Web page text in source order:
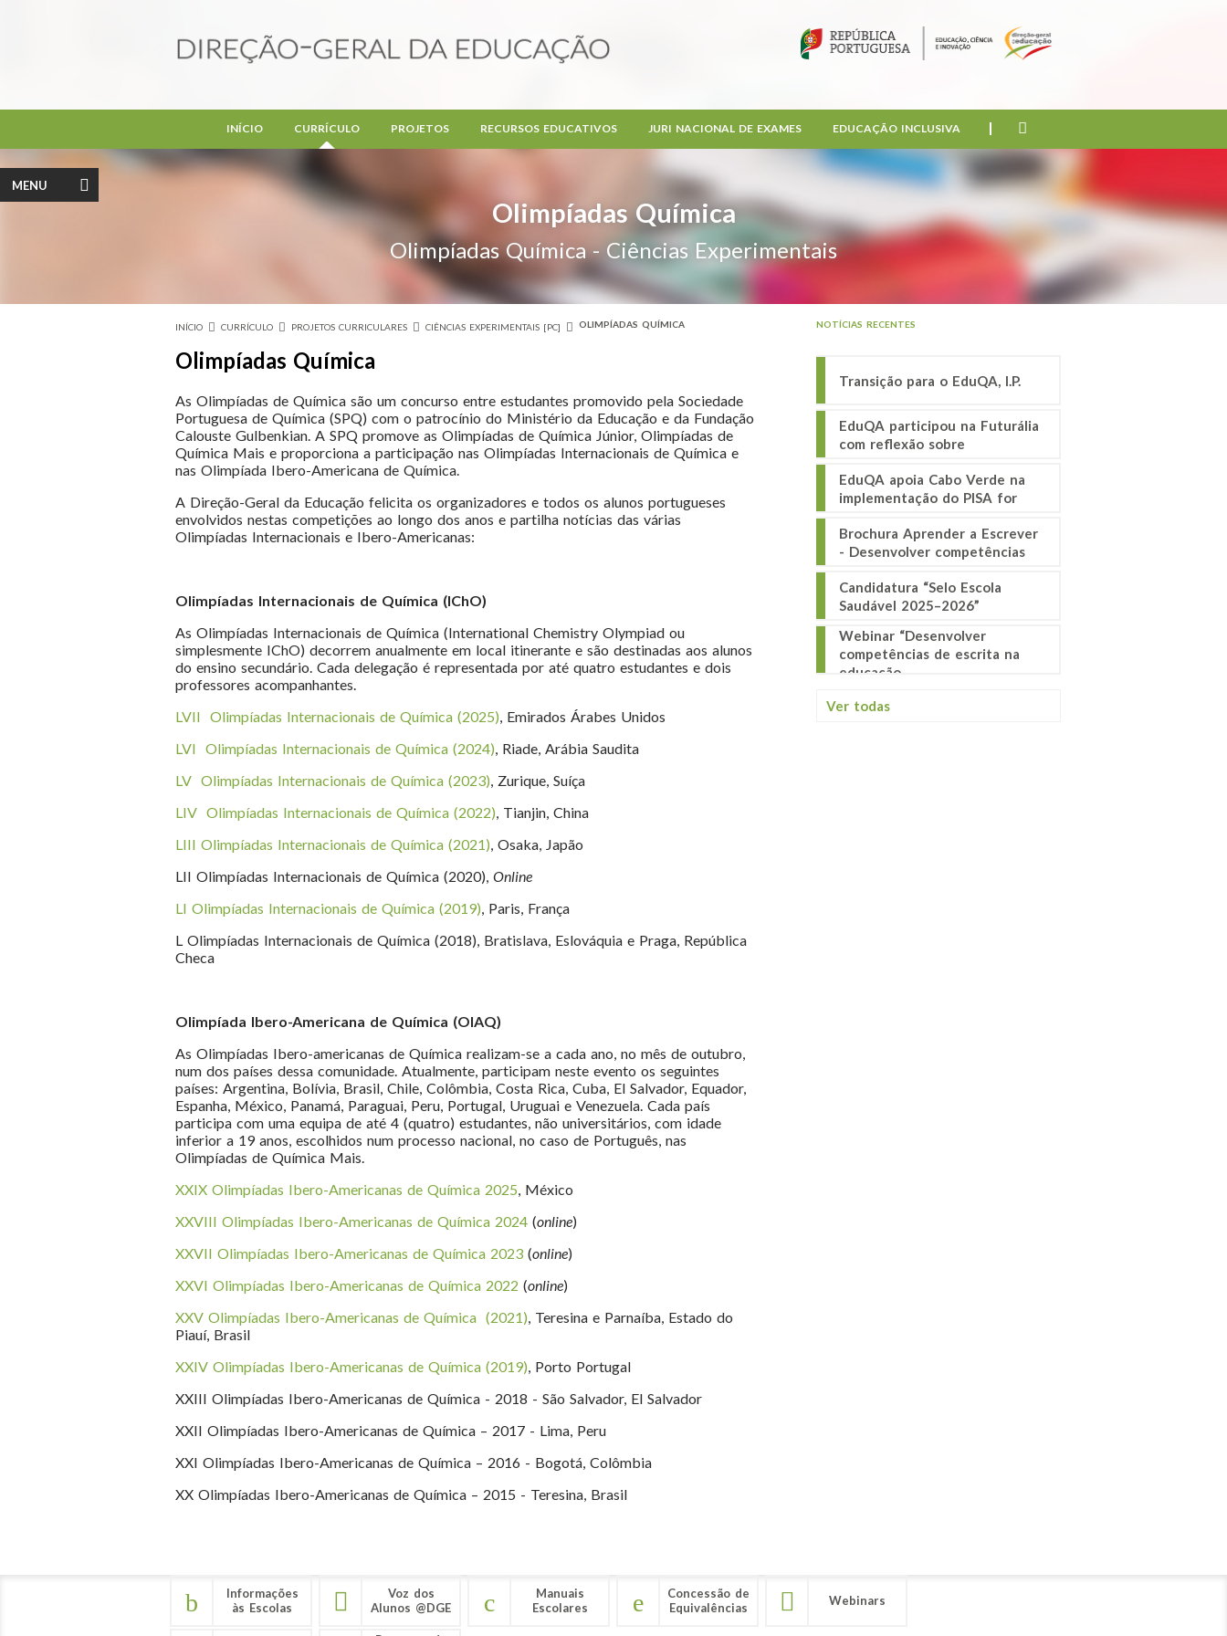
Olimpíadas Química
Olimpíadas Química - Ciências Experimentais
INÍCIO CURRÍCULO PROJETOS RECURSOS EDUCATIVOS JURI NACIONAL DE EXAMES EDUCAÇÃO INCLUSIVA
Está aqui
INÍCIO CURRÍCULO PROJETOS CURRICULARES CIÊNCIAS EXPERIMENTAIS [PC] OLIMPÍADAS QUÍMICA
Olimpíadas Química
As Olimpíadas de Química são um concurso entre estudantes promovido pela Sociedade
Portuguesa de Química (SPQ) com o patrocínio do Ministério da Educação e da Fundação
Calouste Gulbenkian. A SPQ promove as Olimpíadas de Química Júnior, Olimpíadas de
Química Mais e proporciona a participação nas Olimpíadas Internacionais de Química e
nas Olimpíada Ibero-Americana de Química.
A Direção-Geral da Educação felicita os organizadores e todos os alunos portugueses
envolvidos nestas competições ao longo dos anos e partilha notícias das várias
Olimpíadas Internacionais e Ibero-Americanas:
Olimpíadas Internacionais de Química (IChO)
As Olimpíadas Internacionais de Química (International Chemistry Olympiad ou
simplesmente IChO) decorrem anualmente em local itinerante e são destinadas aos alunos
do ensino secundário. Cada delegação é representada por até quatro estudantes e dois
professores acompanhantes.
LVII Olimpíadas Internacionais de Química (2025), Emirados Árabes Unidos
LVI Olimpíadas Internacionais de Química (2024), Riade, Arábia Saudita
LV Olimpíadas Internacionais de Química (2023), Zurique, Suíça
LIV Olimpíadas Internacionais de Química (2022), Tianjin, China
LIII Olimpíadas Internacionais de Química (2021), Osaka, Japão
LII Olimpíadas Internacionais de Química (2020), Online
LI Olimpíadas Internacionais de Química (2019), Paris, França
L Olimpíadas Internacionais de Química (2018), Bratislava, Eslováquia e Praga, República
Checa
Olimpíada Ibero-Americana de Química (OIAQ)
As Olimpíadas Ibero-americanas de Química realizam-se a cada ano, no mês de outubro,
num dos países dessa comunidade. Atualmente, participam neste evento os seguintes
países: Argentina, Bolívia, Brasil, Chile, Colômbia, Costa Rica, Cuba, El Salvador, Equador,
Espanha, México, Panamá, Paraguai, Peru, Portugal, Uruguai e Venezuela. Cada país
participa com uma equipa de até 4 (quatro) estudantes, não universitários, com idade
inferior a 19 anos, escolhidos num processo nacional, no caso de Português, nas
Olimpíadas de Química Mais.
XXIX Olimpíadas Ibero-Americanas de Química 2025, México
XXVIII Olimpíadas Ibero-Americanas de Química 2024 (online)
XXVII Olimpíadas Ibero-Americanas de Química 2023 (online)
XXVI Olimpíadas Ibero-Americanas de Química 2022 (online)
XXV Olimpíadas Ibero-Americanas de Química (2021), Teresina e Parnaíba, Estado do
Piauí, Brasil
XXIV Olimpíadas Ibero-Americanas de Química (2019), Porto Portugal
XXIII Olimpíadas Ibero-Americanas de Química - 2018 - São Salvador, El Salvador
XXII Olimpíadas Ibero-Americanas de Química – 2017 - Lima, Peru
XXI Olimpíadas Ibero-Americanas de Química – 2016 - Bogotá, Colômbia
XX Olimpíadas Ibero-Americanas de Química – 2015 - Teresina, Brasil
MENU
NOTÍCIAS RECENTES
Transição para o EduQA, I.P.
EduQA participou na Futurália
com reflexão sobre
EduQA apoia Cabo Verde na
implementação do PISA for
Brochura Aprender a Escrever
- Desenvolver competências
Candidatura “Selo Escola
Saudável 2025–2026”
Webinar “Desenvolver
competências de escrita na
educação
Ver todas
Informações
às Escolas
Voz dos
Alunos @DGE
Manuais
Escolares
Concessão de
Equivalências
Webinars